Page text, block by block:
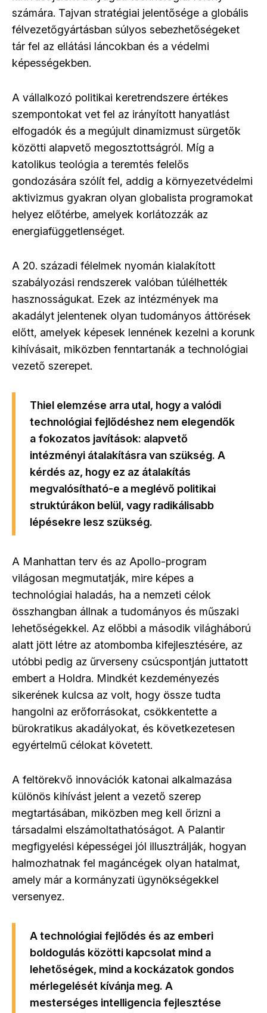
számára. Tajvan stratégiai jelentősége a globális
félvezetőgyártásban súlyos sebezhetőségeket
tár fel az ellátási láncokban és a védelmi
képességekben.
A vállalkozó politikai keretrendszere értékes
szempontokat vet fel az irányított hanyatlást
elfogadók és a megújult dinamizmust sürgetők
közötti alapvető megosztottságról. Míg a
katolikus teológia a teremtés felelős
gondozására szólít fel, addig a környezetvédelmi
aktivizmus gyakran olyan globalista programokat
helyez előtérbe, amelyek korlátozzák az
energiafüggetlenséget.
A 20. századi félelmek nyomán kialakított
szabályozási rendszerek valóban túlélhették
hasznosságukat. Ezek az intézmények ma
akadályt jelentenek olyan tudományos áttörések
előtt, amelyek képesek lennének kezelni a korunk
kihívásait, miközben fenntartanák a technológiai
vezető szerepet.
Thiel elemzése arra utal, hogy a valódi
technológiai fejlődéshez nem elegendők
a fokozatos javítások: alapvető
intézményi átalakításra van szükség. A
kérdés az, hogy ez az átalakítás
megvalósítható-e a meglévő politikai
struktúrákon belül, vagy radikálisabb
lépésekre lesz szükség.
A Manhattan terv és az Apollo-program
világosan megmutatják, mire képes a
technológiai haladás, ha a nemzeti célok
összhangban állnak a tudományos és műszaki
lehetőségekkel. Az előbbi a második világháború
alatt jött létre az atombomba kifejlesztésére, az
utóbbi pedig az űrverseny csúcspontján juttatott
embert a Holdra. Mindkét kezdeményezés
sikerének kulcsa az volt, hogy össze tudta
hangolni az erőforrásokat, csökkentette a
bürokratikus akadályokat, és következetesen
egyértelmű célokat követett.
A feltörekvő innovációk katonai alkalmazása
különös kihívást jelent a vezető szerep
megtartásában, miközben meg kell őrizni a
társadalmi elszámoltathatóságot. A Palantir
megfigyelési képességei jól illusztrálják, hogyan
halmozhatnak fel magáncégek olyan hatalmat,
amely már a kormányzati ügynökségekkel
versenyez.
A technológiai fejlődés és az emberi
boldogulás közötti kapcsolat mind a
lehetőségek, mind a kockázatok gondos
mérlegelését kívánja meg. A
mesterséges intelligencia fejlesztése